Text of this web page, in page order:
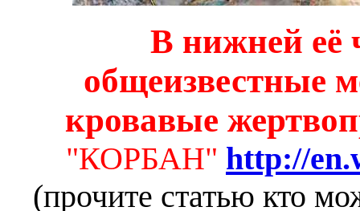
В нижней её
общеизвестные
кровавые
"КОРБАН" http://
(прочите статью кто